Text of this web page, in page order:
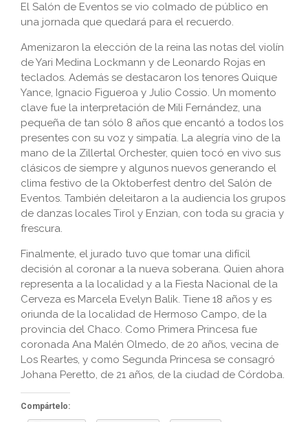
El Salón de Eventos se vio colmado de público en
una jornada que quedará para el recuerdo.
Amenizaron la elección de la reina las notas del violín
de Yari Medina Lockmann y de Leonardo Rojas en
teclados. Además se destacaron los tenores Quique
Yance, Ignacio Figueroa y Julio Cossio. Un momento
clave fue la interpretación de Mili Fernández, una
pequeña de tan sólo 8 años que encantó a todos los
presentes con su voz y simpatía. La alegría vino de la
mano de la Zillertal Orchester, quien tocó en vivo sus
clásicos de siempre y algunos nuevos generando el
clima festivo de la Oktoberfest dentro del Salón de
Eventos. También deleitaron a la audiencia los grupos
de danzas locales Tirol y Enzian, con toda su gracia y
frescura.
Finalmente, el jurado tuvo que tomar una difícil
decisión al coronar a la nueva soberana. Quien ahora
representa a la localidad y a la Fiesta Nacional de la
Cerveza es Marcela Evelyn Balik. Tiene 18 años y es
oriunda de la localidad de Hermoso Campo, de la
provincia del Chaco. Como Primera Princesa fue
coronada Ana Malén Olmedo, de 20 años, vecina de
Los Reartes, y como Segunda Princesa se consagró
Johana Peretto, de 21 años, de la ciudad de Córdoba.
Compártelo: